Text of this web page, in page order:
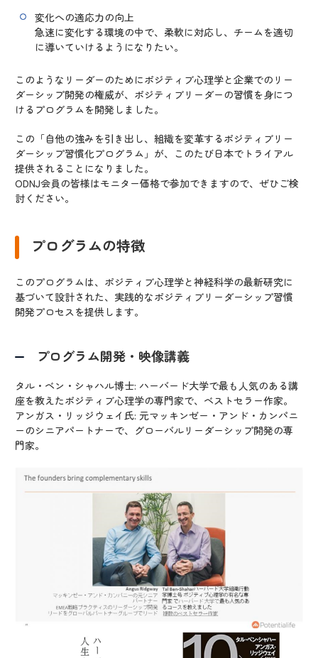
変化への適応力の向上
急速に変化する環境の中で、柔軟に対応し、チームを適切
に導いていけるようになりたい。
このようなリーダーのためにポジティブ心理学と企業でのリー
ダーシップ開発の権威が、ポジティブリーダーの習慣を身につ
けるプログラムを開発しました。
この「自他の強みを引き出し、組織を変革するポジティブリー
ダーシップ習慣化プログラム」が、このたび日本でトライアル
提供されることになりました。
ODNJ会員の皆様はモニター価格で参加できますので、ぜひご検
討ください。
プログラムの特徴
このプログラムは、ポジティブ心理学と神経科学の最新研究に
基づいて設計された、実践的なポジティブリーダーシップ習慣
開発プロセスを提供します。
プログラム開発・映像講義
タル・ベン・シャハル博士: ハーバード大学で最も人気のある講
座を教えたポジティブ心理学の専門家で、ベストセラー作家。
アンガス・リッジウェイ氏: 元マッキンゼー・アンド・カンパニ
ーのシニアパートナーで、グローバルリーダーシップ開発の専
門家。